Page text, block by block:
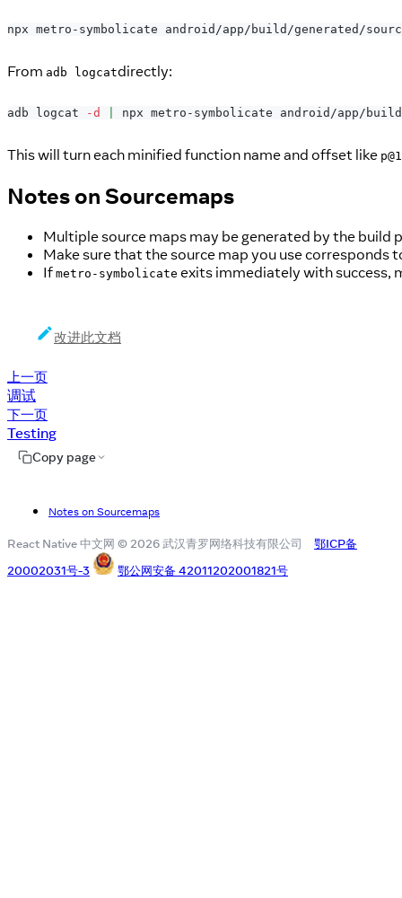
npx metro-symbolicate android/app/build/generated/
From adb logcatdirectly:
adb logcat -d npx metro-symbolicate android/app/
This will turn each minified function name and offset like
Notes on Sourcemaps
Multiple source maps may be generated by the build
Make sure that the source map you use corresponds
If metro-symbolicate exits immediately with success,
改进此文档
上一页
调试
下一页
Testing
Copy page
Notes on Sourcemaps
React Native 中文网 © 2026 武汉青罗网络科技有限公司
鄂ICP备
20002031号-3
鄂公网安备 42011202001821号